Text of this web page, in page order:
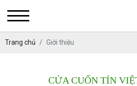
Trang chủ Giới thiệu
CỬA CUỐN TÍN